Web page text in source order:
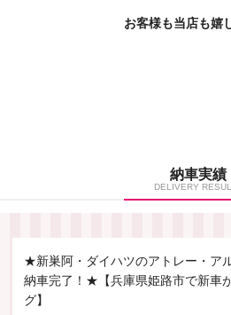
お客様も当店も嬉
納車実績
DELIVERY
★新巣阿・ダイハツのアトレー・ア
納車完了！★【兵庫県姫路市で新車
グ】